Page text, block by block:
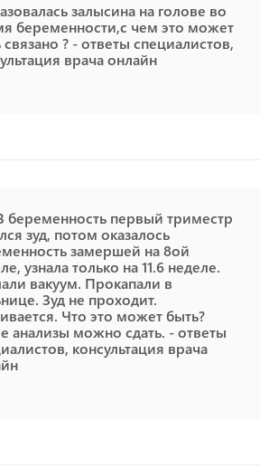
залысина на голове во
беременности,с чем это может
связано ? - ответы специалистов,
врача онлайн
беременность первый триместр
зуд, потом оказалось
замершей на 8ой
узнала только на 11.6 неделе.
вакуум. Прокапали в
Зуд не проходит.
Что это может быть?
анализы можно сдать. - ответы
консультация врача